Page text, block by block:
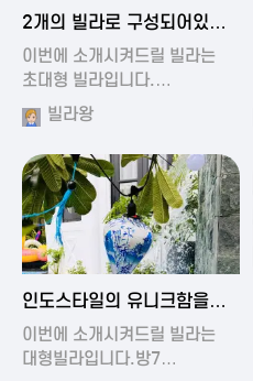
2024-11-19 00:54
2개의 빌라로 구성되어있는
대형 풀빌…
이번에 소개시켜드릴 빌라는
초대형 빌라입니다.…
빌라왕
2024-11-19 01:35
인도스타일의 유니크함을
가진 풀빌라
이번에 소개시켜드릴 빌라는
대형빌라입니다.방7…